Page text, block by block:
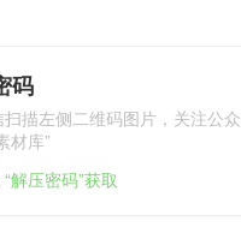
码
描左侧二维码图片，关注公众
材库”
解压密码”获取